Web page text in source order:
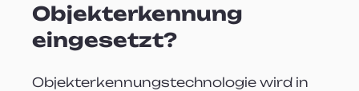
Objekterkennung
eingesetzt?
Objekterkennungstechnologie wird in